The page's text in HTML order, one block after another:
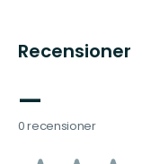
Recensioner
—
0 recensioner